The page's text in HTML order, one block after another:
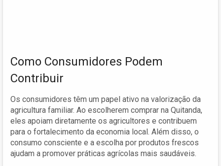
Como Consumidores Podem
Contribuir
Os consumidores têm um papel ativo na valorização da
agricultura familiar. Ao escolherem comprar na Quitanda,
eles apoiam diretamente os agricultores e contribuem
para o fortalecimento da economia local. Além disso, o
consumo consciente e a escolha por produtos frescos
ajudam a promover práticas agrícolas mais saudáveis.